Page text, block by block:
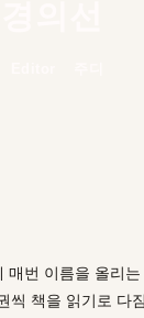
매번 이름을 올리
씩 책을 읽기로 다